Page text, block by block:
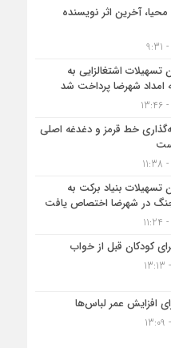
محیا، آخرین اثر نویسنده
تسهیلات اشتغالزایی به
امداد شهرضا پرداخت شد
خط قرمز و دغدغه اصلی
تسهیلات بنیاد برکت به
در شهرضا اختصاص یافت
افزایش عمر لباس‌ها